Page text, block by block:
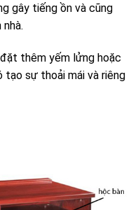
gây tiếng ồn và cũng
thêm yếm lửng hoặc
tạo sự thoải mái và riêng